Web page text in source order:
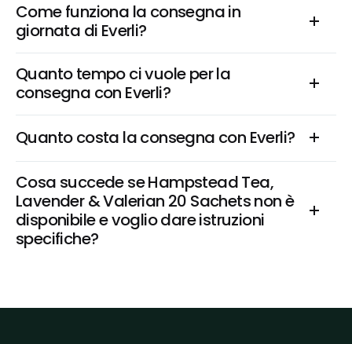
Come funziona la consegna in
giornata di Everli?
Quanto tempo ci vuole per la
consegna con Everli?
Quanto costa la consegna con Everli?
Cosa succede se Hampstead Tea,
Lavender & Valerian 20 Sachets non è
disponibile e voglio dare istruzioni
specifiche?